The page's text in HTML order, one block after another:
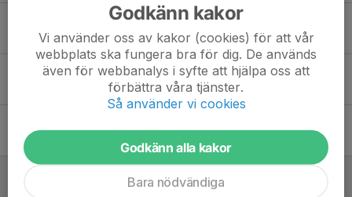
En sista gång!
4 mar 2017 0
Säkrat kontrakt!
26 feb 2017 0
0
Godkänn kakor
Vi använder oss av kakor (cookies) för att vår
webbplats ska fungera bra för dig. De används
även för webbanalys i syfte att hjälpa oss att
förbättra våra tjänster.
Så använder vi cookies
Godkänn alla kakor
Bara nödvändiga